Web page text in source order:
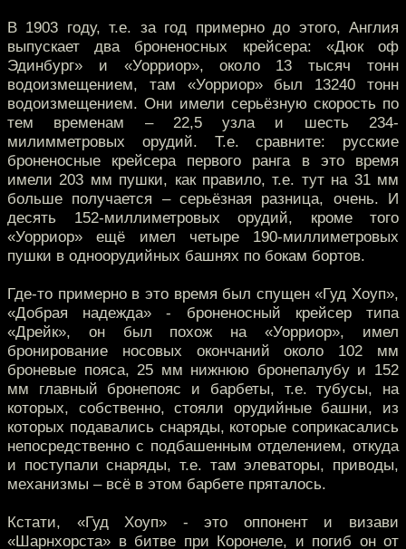
В 1903 году, т.е. за год примерно до этого, Англия
выпускает два броненосных крейсера: «Дюк оф
Эдинбург» и «Уорриор», около 13 тысяч тонн
водоизмещением, там «Уорриор» был 13240 тонн
водоизмещением. Они имели серьёзную скорость по
тем временам – 22,5 узла и шесть 234-
милимметровых орудий. Т.е. сравните: русские
броненосные крейсера первого ранга в это время
имели 203 мм пушки, как правило, т.е. тут на 31 мм
больше получается – серьёзная разница, очень. И
десять 152-миллиметровых орудий, кроме того
«Уорриор» ещё имел четыре 190-миллиметровых
пушки в одноорудийных башнях по бокам бортов.
Где-то примерно в это время был спущен «Гуд Хоуп»,
«Добрая надежда» - броненосный крейсер типа
«Дрейк», он был похож на «Уорриор», имел
бронирование носовых окончаний около 102 мм
броневые пояса, 25 мм нижнюю бронепалубу и 152
мм главный бронепояс и барбеты, т.е. тубусы, на
которых, собственно, стояли орудийные башни, из
которых подавались снаряды, которые соприкасались
непосредственно с подбашенным отделением, откуда
и поступали снаряды, т.е. там элеваторы, приводы,
механизмы – всё в этом барбете пряталось.
Кстати, «Гуд Хоуп» - это оппонент и визави
«Шарнхорста» в битве при Коронеле, и погиб он от